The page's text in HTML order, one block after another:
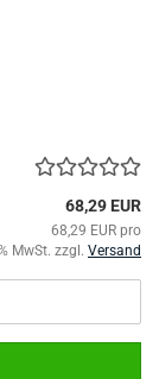
68,29 EUR
68,29 EUR pro
MwSt. zzgl. Versand